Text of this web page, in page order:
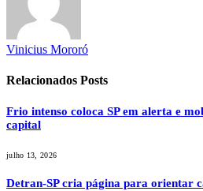
Vinicius Mororó
Relacionados Posts
Frio intenso coloca SP em alerta e
capital
julho 13, 2026
Detran-SP cria página para orientar